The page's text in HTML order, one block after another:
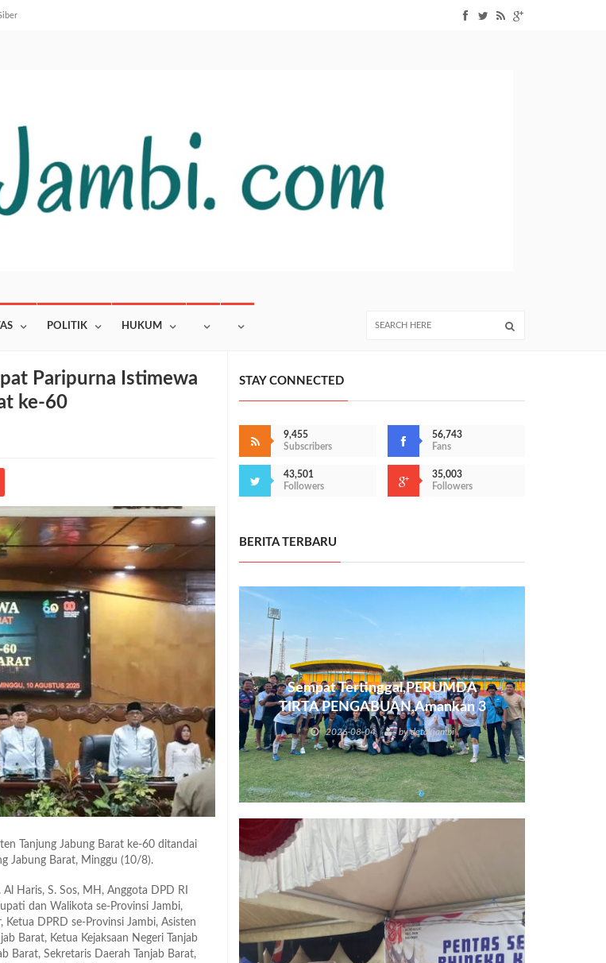
POLITIK HUKUM
Paripurna Istimewa
ke-60
Tanjung Jabung Barat ke-60 ditandai
Jabung Barat, Minggu (10/8).
Haris, S. Sos, MH, Anggota DPD RI
dan Walikota se-Provinsi Jambi,
DPRD se-Provinsi Jambi, Asisten
Barat, Ketua Kejaksaan Negeri Tanjab
Barat, Sekretaris Daerah Tanjab Barat,
STAY CONNECTED
9,455
Subscribers
56,743
Fans
43,501
Followers
35,003
Followers
BERITA TERBARU
Sempat Tertinggal,PERUMDA
TIRTA PENGABUAN,Amankan 3
Poin.
2026-08-04 bydetakjambi